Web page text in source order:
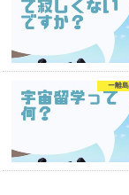
ー離島